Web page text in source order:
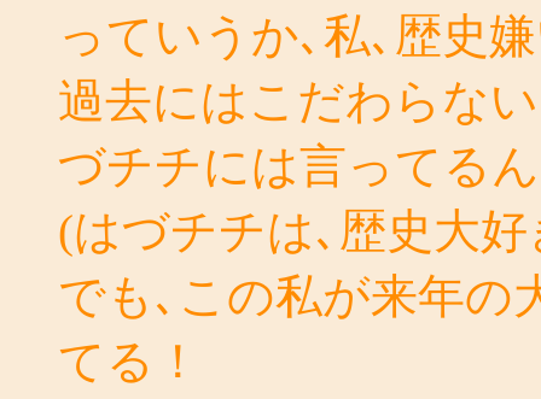
っていうか､私､歴史
過去にはこだわらな
づチチには言ってる
(はづチチは､歴史大
でも､この私が来年の
てる！